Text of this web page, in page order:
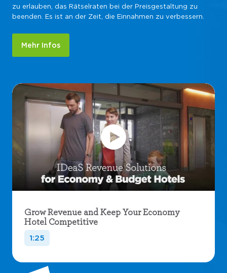
zu erlauben, das Rätselraten bei der Preisgestaltung zu
beenden. Es ist an der Zeit, die Einnahmen zu verbessern.
Mehr Infos
Grow Revenue and Keep Your Economy
Hotel Competitive
1:25